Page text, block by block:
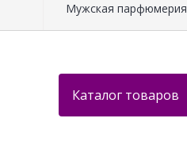
Мужская парфюмерия
Каталог товаров